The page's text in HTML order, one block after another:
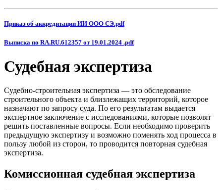
Приказ об аккредитации ИИ ООО СЭ.pdf
Выписка по RA.RU.612357 от 19.01.2024 .pdf
Судебная экспертиза
Судебно-строительная экспертиза — это обследование
строительного объекта и близлежащих территорий, которое
назначают по запросу суда. По его результатам выдается
экспертное заключение с исследованиями, которые позволят
решить поставленные вопросы. Если необходимо проверить
предыдущую экспертизу и возможно поменять ход процесса в
пользу любой из сторон, то проводится повторная судебная
экспертиза.
Комиссионная судебная экспертиза